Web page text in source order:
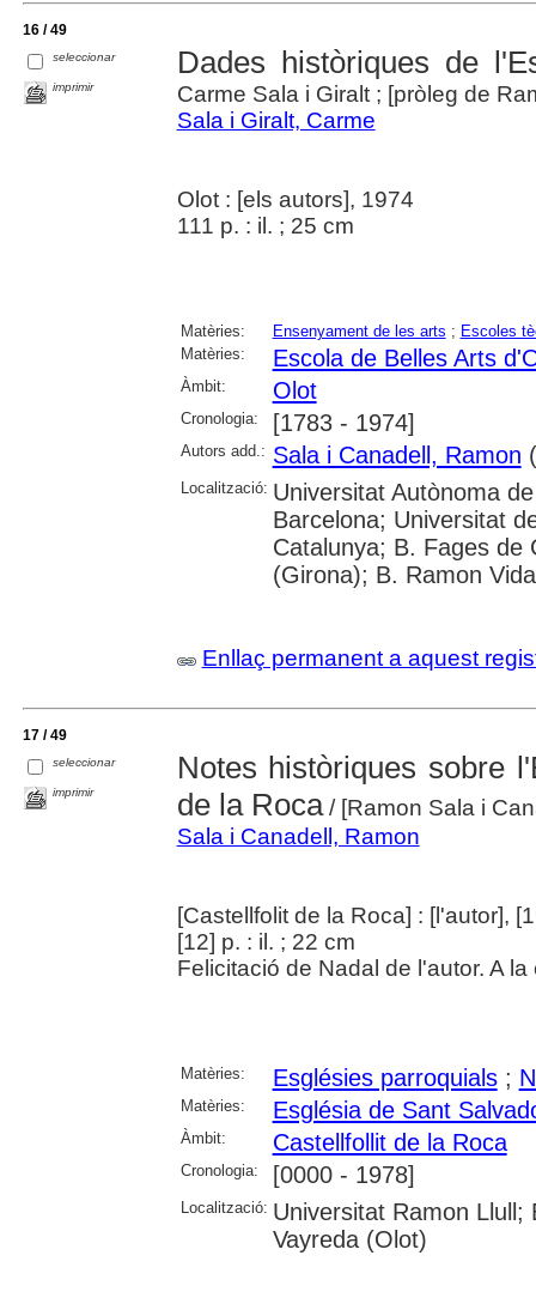
16 / 49
seleccionar
imprimir
Dades històriques de
Carme Sala i Giralt ; [pròleg de
Sala i Giralt, Carme
Olot : [els autors], 1974
111 p. : il. ; 25 cm
Matèries: Ensenyament de les arts ; Escoles
Matèries:
Escola de Belles Arts
Àmbit: Olot
Cronologia: [1783 - 1974]
Autors add.: Sala i Canadell, Ramon
Localització: Universitat Autònoma
Barcelona; Universitat
Catalunya; B. Fages de
(Girona); B. Ramon
Enllaç permanent a aquest
17 / 49
seleccionar
imprimir
Notes històriques sobre
de la Roca/ [Ramon Sala i
Sala i Canadell, Ramon
[Castellfolit de la Roca] : [l'autor],
[12] p. : il. ; 22 cm
Felicitació de Nadal de l'autor. A
Matèries: Esglésies parroquials;
Matèries: Església de Sant
Àmbit: Castellfollit de la Roca
Cronologia: [0000 - 1978]
Localització: Universitat Ramon
Vayreda (Olot)